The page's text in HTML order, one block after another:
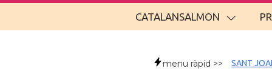
CATALANSALMON
menu ràpid >> SANT